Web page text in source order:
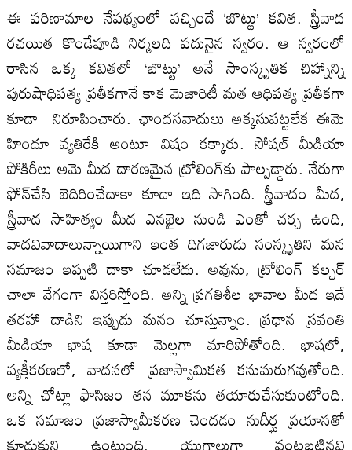
ఈ పరిణామాల నేపథ్యంలో వచ్చిందే ‘బొట్టు’ కవిత. స్త్రీవాద
రచయిత కొండేపూడి నిర్మలది పదునైన స్వరం. ఆ స్వరంలో
రాసిన ఒక్క కవితలో ‘బొట్టు’ అనే సాంస్కృతిక చిహ్నాన్ని
పురుషాధిపత్య ప్రతీకగానే కాక మెజారిటీ మత ఆధిపత్య ప్రతీకగా
కూడా నిరూపించారు. ఛాందసవాదులు అక్కసుపట్టలేక ఈమె
హిందూ వ్యతిరేకి అంటూ విషం కక్కారు. సోషల్‌ మీడియా
పోకిరీలు ఆమె మీద దారణమైన ట్రోలింగ్‌కు పాల్పడ్డారు. నేరుగా
ఫోన్‌చేసి బెదిరించేదాకా కూడా ఇది సాగింది. స్త్రీవాదం మీద,
స్త్రీవాద సాహిత్యం మీద ఎనభైల నుండి ఎంతో చర్చ ఉంది,
వాదవివాదాలున్నాయిగాని ఇంత దిగజారుడు సంస్కృతిని మన
సమాజం ఇప్పటి దాకా చూడలేదు. అవును, ట్రోలింగ్‌ కల్చర్‌
చాలా వేగంగా విస్తరిస్తోంది. అన్ని ప్రగతిశీల భావాల మీద ఇదే
తరహా దాడిని ఇప్పుడు మనం చూస్తున్నాం. ప్రధాన స్రవంతి
మీడియా భాష కూడా మెల్లగా మారిపోతోంది. భాషలో,
వ్యక్తీకరణలో, వాదనలో ప్రజాస్వామికత కనుమరుగవుతోంది.
అన్ని చోట్లా ఫాసిజం తన మూకను తయారుచేసుకుంటోంది.
ఒక సమాజం ప్రజాస్వామీకరణ చెందడం సుదీర్ఘ ప్రయాసతో